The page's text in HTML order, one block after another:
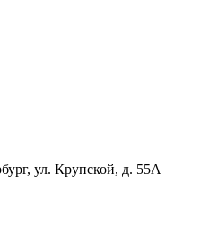
ул. Крупской, д. 55А